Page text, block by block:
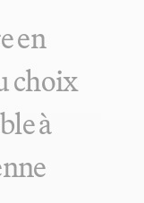
en
choix
à